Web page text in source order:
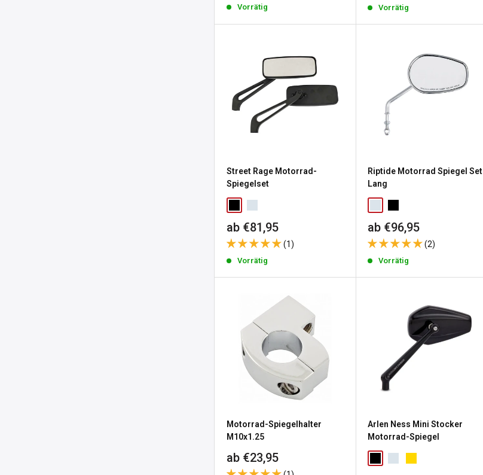
Vorrätig Vorrätig
Street Rage Motorrad-
Spiegelset
Sonderpreis
ab €81,95
(1)
Vorrätig
Riptide Motorrad Spiegel Set
Lang
Sonderpreis
ab €96,95
(2)
Vorrätig
Motorrad-Spiegelhalter
M10x1.25
Sonderpreis
ab €23,95
Arlen Ness Mini Stocker
Motorrad-Spiegel